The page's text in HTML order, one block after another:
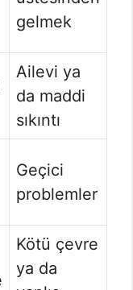
gelmek
Ailevi ya
da maddi
sıkıntı
Geçici
problemler
Kötü çevre
ya da